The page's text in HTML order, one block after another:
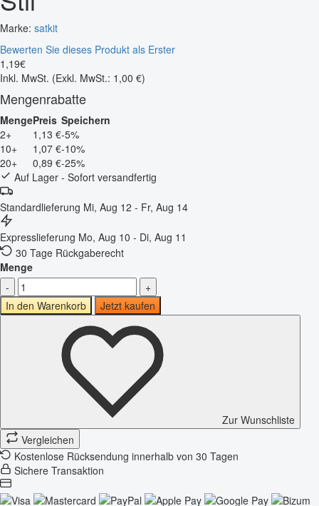
Marke: satkit
Bewerten Sie dieses Produkt als Erster
1 ,19€
Inkl. MwSt. (Exkl. MwSt.: 1,00 €)
Mengenrabatte
MengePreis Speichern
2+
1,13 €-5%
10+
1,07 €-10%
20+
0,89 €-25%
Auf Lager - Sofort versandfertig
Standardlieferung Mi, Aug 12 - Fr, Aug 14
Expresslieferung Mo, Aug 10 - Di, Aug 11
30 Tage Rückgaberecht
Menge
-
+
In den Warenkorb
Jetzt kaufen
Zur Wunschliste
Vergleichen
Kostenlose Rücksendung innerhalb von 30 Tagen
Sichere Transaktion